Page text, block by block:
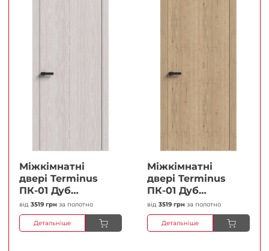
Міжкімнатні
двері Terminus
ПК-01 Дуб
перлиний Глухі
Плівка
від 3519 грн за полотно
Детальніше
Міжкімнатні
двері Terminus
ПК-01 Дуб
класичний Глухі
Плівка
від 3519 грн за полотно
Детальніше